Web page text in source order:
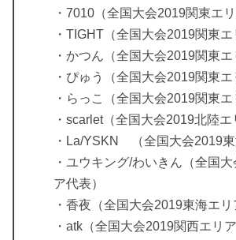
・7010（全国大会2019関東エリ
・TIGHT（全国大会2019関東エ
・かつん（全国大会2019関東エ
・ぴゅう（全国大会2019関東エ
・らっこ（全国大会2019関東エ
・scarlet（全国大会2019北陸エ
・La/YSKN （全国大会2019東
・ユウキング/わいきん（全国
ア代表）
・香夜（全国大会2019東海エリ
・atk（全国大会2019関西エリア